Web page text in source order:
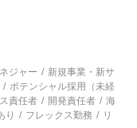
ジャー
新規事業・新サ
ポテンシャル採用（未経
責任者 開発責任者
海
り フレックス勤務
リ